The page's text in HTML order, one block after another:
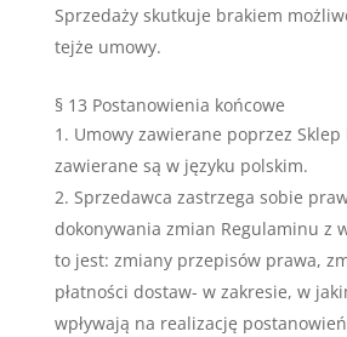
Sprzedaży skutkuje brakiem
tejże umowy.
§ 13 Postanowienia końcowe
Umowy zawierane poprzez
zawierane są w języku polskim.
Sprzedawca zastrzega sobie
dokonywania zmian Regulaminu z
to jest: zmiany przepisów prawa,
płatności dostaw- w zakresie, w
wpływają na realizację